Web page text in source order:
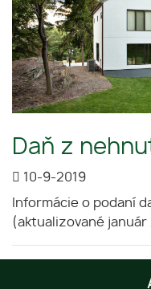
Daň z
10-9-2019
Informácie o podaní
(aktualizované január